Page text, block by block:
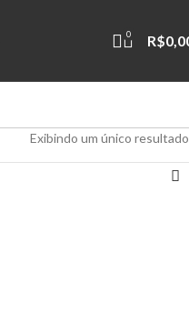
0 R$
Exibindo um único resultado